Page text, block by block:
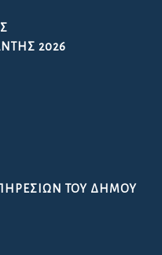
2026
ΤΟΥ ΔΉΜΟΥ